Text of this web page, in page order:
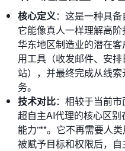
核心定义：这是一种具备
它能像真人一样理解高
华东地区制造业的潜在
用工具（收发邮件、安
站），并最终完成从线
务。
技术对比：相较于当前
超自主AI代理的核心区别
能力”**。它不再需要人
被赋予目标和权限后，自